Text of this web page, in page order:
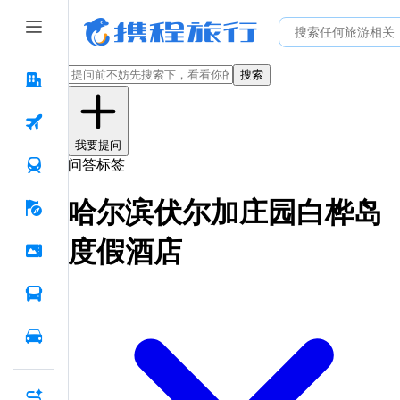
搜索
我要提问
问答标签
哈尔滨伏尔加庄园白桦岛
度假酒店